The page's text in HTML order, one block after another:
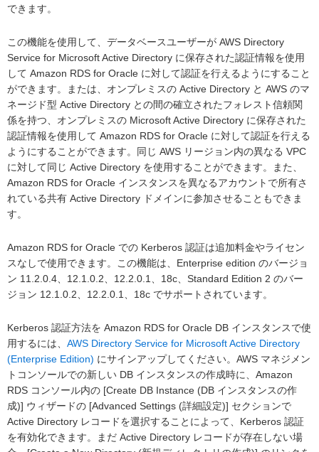
できます。
この機能を使用して、データベースユーザーが AWS Directory
Service for Microsoft Active Directory に保存された認証情報を使用
して Amazon RDS for Oracle に対して認証を行えるようにすること
ができます。または、オンプレミスの Active Directory と AWS のマ
ネージド型 Active Directory との間の確立されたフォレスト信頼関
係を持つ、オンプレミスの Microsoft Active Directory に保存された
認証情報を使用して Amazon RDS for Oracle に対して認証を行える
ようにすることができます。同じ AWS リージョン内の異なる VPC
に対して同じ Active Directory を使用することができます。また、
Amazon RDS for Oracle インスタンスを異なるアカウントで所有さ
れている共有 Active Directory ドメインに参加させることもできま
す。
Amazon RDS for Oracle での Kerberos 認証は追加料金やライセン
スなしで使用できます。この機能は、Enterprise edition のバージョ
ン 11.2.0.4、12.1.0.2、12.2.0.1、18c、Standard Edition 2 のバー
ジョン 12.1.0.2、12.2.0.1、18c でサポートされています。
Kerberos 認証方法を Amazon RDS for Oracle DB インスタンスで使
用するには、 AWS Directory Service for Microsoft Active Directory
(Enterprise Edition) にサインアップしてください。AWS マネジメン
トコンソールでの新しい DB インスタンスの作成時に、Amazon
RDS コンソール内の [Create DB Instance (DB インスタンスの作
成)] ウィザードの [Advanced Settings (詳細設定)] セクションで
Active Directory レコードを選択することによって、Kerberos 認証
を有効化できます。まだ Active Directory レコードが存在しない場